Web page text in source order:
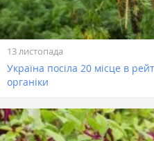
13 листопада
Україна посіла 20 місце в
органіки